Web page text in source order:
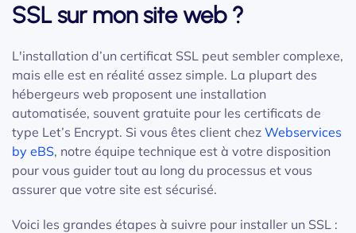
SSL sur mon site web ?
L'installation d’un certificat SSL peut sembler complexe,
mais elle est en réalité assez simple. La plupart des
hébergeurs web proposent une installation
automatisée, souvent gratuite pour les certificats de
type Let’s Encrypt. Si vous êtes client chez Webservices
by eBS, notre équipe technique est à votre disposition
pour vous guider tout au long du processus et vous
assurer que votre site est sécurisé.
Voici les grandes étapes à suivre pour installer un SSL :